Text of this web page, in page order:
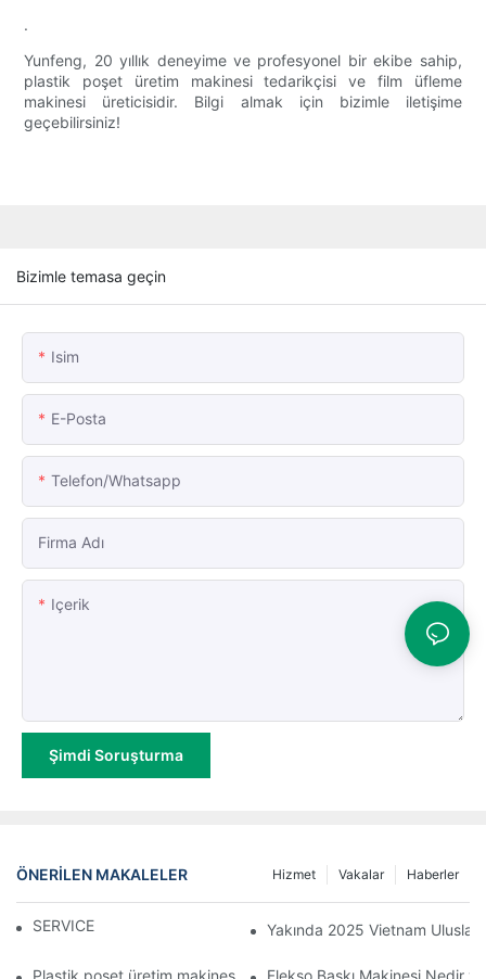
.
Yunfeng, 20 yıllık deneyime ve profesyonel bir ekibe sahip,
plastik poşet üretim makinesi tedarikçisi ve film üfleme
makinesi üreticisidir. Bilgi almak için bizimle iletişime
geçebilirsiniz!
Bizimle temasa geçin
Isim
E-Posta
Telefon/whatsapp
Firma Adı
Içerik
Şimdi Soruşturma
ÖNERILEN MAKALELER Haberler
Vakalar
Hizmet
SERVICE Yakında 2025 Vietnam